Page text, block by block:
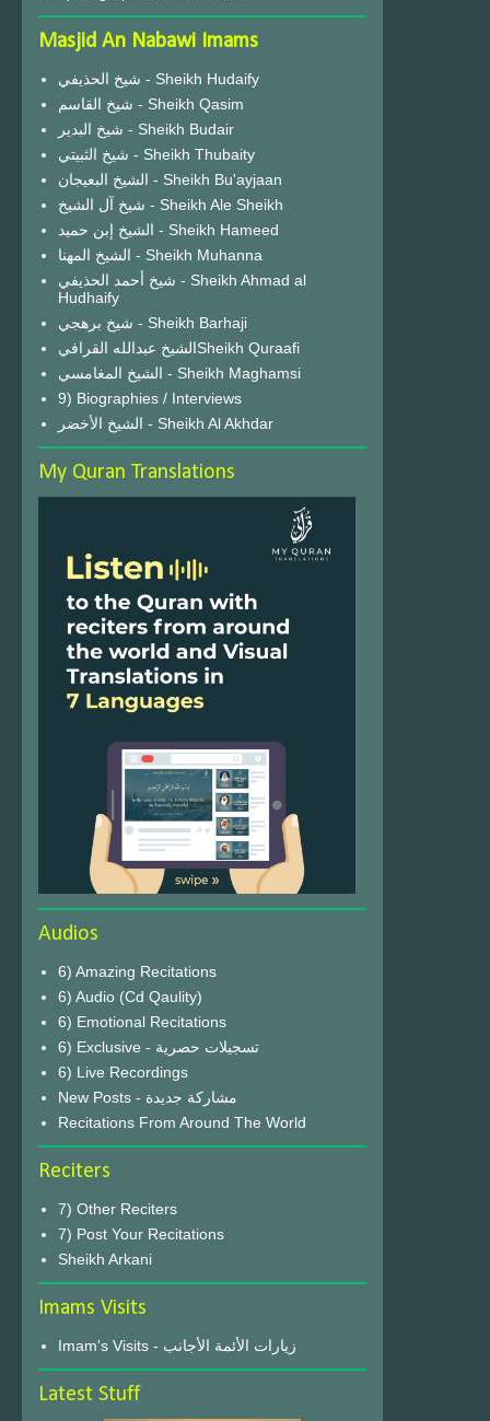
Masjid An Nabawi Imams
شيخ الحذيفي - Sheikh Hudaify
شيخ القاسم - Sheikh Qasim
شيخ البدير - Sheikh Budair
شيخ الثبيتي - Sheikh Thubaity
الشيخ البعيجان - Sheikh Bu'ayjaan
شيخ آل الشيخ - Sheikh Ale Sheikh
الشيخ إبن حميد - Sheikh Hameed
الشيخ المهنا - Sheikh Muhanna
شيخ أحمد الحذيفي - Sheikh Ahmad al
Hudhaify
شيخ برهجي - Sheikh Barhaji
الشيخ عبدالله القرافيSheikh Quraafi
الشيخ المغامسي - Sheikh Maghamsi
9) Biographies / Interviews
الشيخ الأخضر - Sheikh Al Akhdar
My Quran Translations
Audios
6) Amazing Recitations
6) Audio (Cd Qaulity)
6) Emotional Recitations
6) Exclusive - تسجيلات حصرية
6) Live Recordings
New Posts - مشاركة جديدة
Recitations From Around The World
Reciters
7) Other Reciters
7) Post Your Recitations
Sheikh Arkani
Imams Visits
Imam's Visits - زيارات الأئمة الأجانب
Latest Stuff